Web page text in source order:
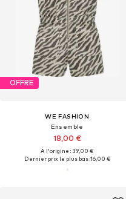
OFFRE
WE FASHION
Ensemble
18,00 €
À l'origine : 39,00 €
Dernier prix le plus bas :16,00 €